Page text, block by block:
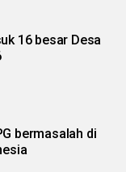
16 besar Desa
bermasalah di